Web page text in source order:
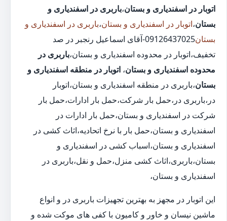
اتوبار در اسفندیاری و بستان،باربری در اسفندیاری و
بستان،اتوبار در اسفندیاری و بستان،باربری در اسفندیاری و
بستان
09126437025-آقای اسماعیل رنجبر در صد
تخفیف،اتوبار در محدوده اسفندیاری و بستان،باربری در
محدوده اسفندیاری و بستان، اتوبار در منطقه اسفندیاری و
بستان،باربری در منطقه اسفندیاری و بستان،اتوبار
در،باربری در،حمل بار شرکت،حمل بار ادارات،حمل بار
شرکت در اسفندیاری و بستان،حمل بار ادارات در
اسفندیاری و بستان،حمل بار با نرخ اتحادیه،اثاث کشی در
اسفندیاری و بستان،اسباب کشی در اسفندیاری و
بستان،باربری،اثاث کشی منزل،حمل و نقل،باربری در
اسفندیاری و بستان،
این اتوبار در مجهز به بهترین تجهیزات باربری در و انواع
ماشین نیسان و خاور و کامیون با کفی های موکت شده و